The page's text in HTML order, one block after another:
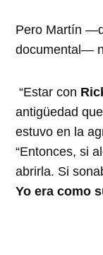
Pero Martín
documental—
“Estar con
antigüedad
estuvo en la
“Entonces, si
abrirla. Si
Yo era como